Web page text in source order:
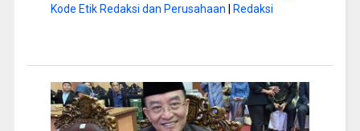
Kode Etik Redaksi dan Perusahaan
Redaksi